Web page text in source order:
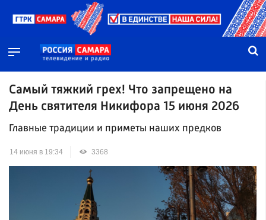
Самый тяжкий грех! Что запрещено на
День святителя Никифора 15 июня 2026
Главные традиции и приметы наших предков
14 июня в 19:34 3368